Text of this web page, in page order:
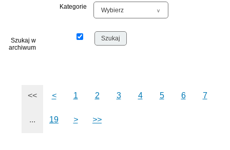
Kategorie
Szukaj w
archiwum
<< < 1 2 3 4 5 6 7
... 19 > >>